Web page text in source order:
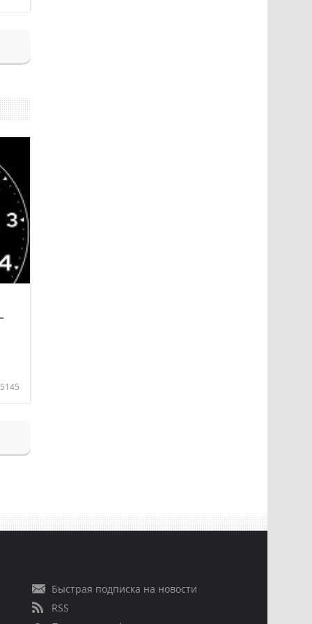
5145
Быстрая подписка на новости
RSS